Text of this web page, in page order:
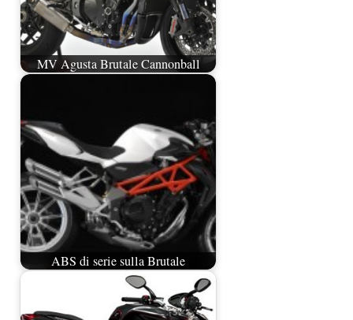
MV Agusta Brutale Cannonball
ABS di serie sulla Brutale